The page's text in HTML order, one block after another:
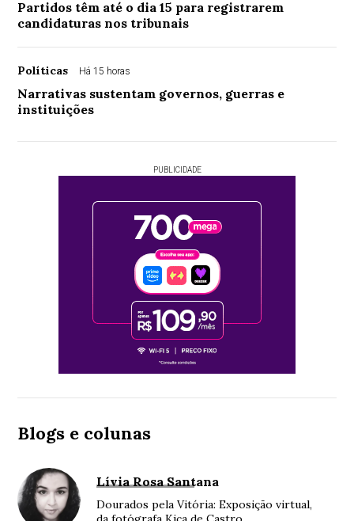
Partidos têm até o dia 15 para registrarem
candidaturas nos tribunais
Políticas Há 15 horas
Narrativas sustentam governos, guerras e
instituições
PUBLICIDADE
Blogs e colunas
Lívia Rosa Santana
Dourados pela Vitória: Exposição virtual,